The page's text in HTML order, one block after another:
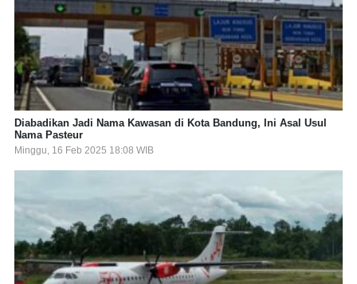
Diabadikan Jadi Nama Kawasan di Kota Bandung, Ini Asal Usul
Nama Pasteur
Minggu, 16 Feb 2025 18:08 WIB